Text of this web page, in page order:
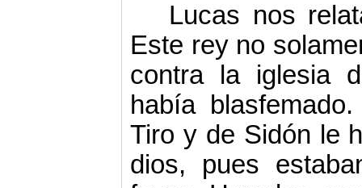
Lucas nos
Este rey no
contra la iglesia
había
Tiro y de Sidón le
dios, pues